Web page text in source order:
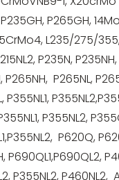
P235GH, P265GH,
L235/275/355,
P235N,
P265NH, P265NL,
P355NL1,
P355NL2,
P620Q,
P690QL1,P690QL2,
P355NL2, P460NL2,